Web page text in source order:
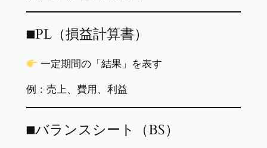
■PL（損益計算書）
一定期間の「結果」を表す
例：売上、費用、利益
■バランスシート（BS）